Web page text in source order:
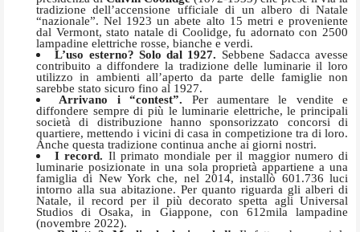
tradizione dell’accensione ufficiale di un albero di Natale
“nazionale”. Nel 1923 un abete alto 15 metri e proveniente
dal Vermont, stato natale di Coolidge, fu adornato con 2500
lampadine elettriche rosse, bianche e verdi.
L’uso esterno? Solo dal 1927. Sebbene Sadacca avesse
contribuito a diffondere la tradizione delle luminarie il loro
utilizzo in ambienti all’aperto da parte delle famiglie non
sarebbe stato sicuro fino al 1927.
Arrivano i “contest”. Per aumentare le vendite e
diffondere sempre di più le luminarie elettriche, le principali
società di distribuzione hanno sponsorizzato concorsi di
quartiere, mettendo i vicini di casa in competizione tra di loro.
Anche questa tradizione continua anche ai giorni nostri.
I record. Il primato mondiale per il maggior numero di
luminarie posizionate in una sola proprietà appartiene a una
famiglia di New York che, nel 2014, installò 601.736 luci
intorno alla sua abitazione. Per quanto riguarda gli alberi di
Natale, il record per il più decorato spetta agli Universal
Studios di Osaka, in Giappone, con 612mila lampadine
(novembre 2022).